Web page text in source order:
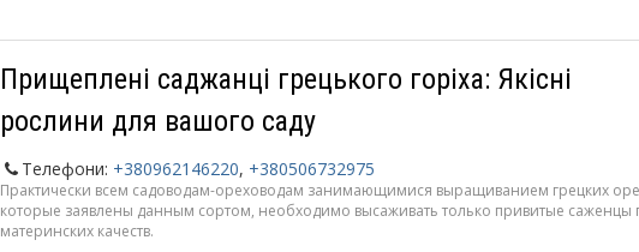
Прищеплені саджанці грецького горіха: Якісні
рослини для вашого саду
Телефони: +380962146220, +380506732975
Практически всем садоводам-ореховодам занимающимися выращиванием грецких
которые заявлены данным сортом, необходимо высаживать только привитые саженцы
материнских качеств.